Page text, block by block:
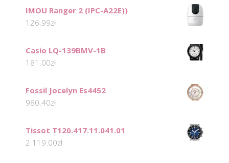
IMOU Ranger 2 (IPC-A22E))
126.99zł
Casio LQ-139BMV-1B
181.00zł
Fossil Jocelyn Es4452
980.40zł
Tissot T120.417.11.041.01
2 119.00zł